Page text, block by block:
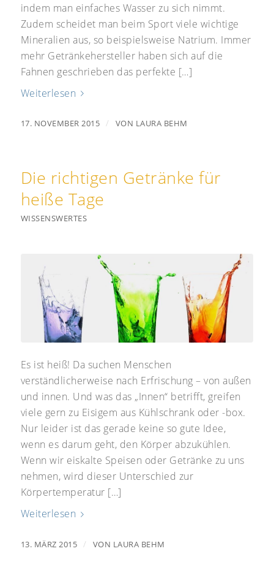
indem man einfaches Wasser zu sich nimmt.
Zudem scheidet man beim Sport viele wichtige
Mineralien aus, so beispielsweise Natrium. Immer
mehr Getränkehersteller haben sich auf die
Fahnen geschrieben das perfekte […]
Weiterlesen
17. NOVEMBER 2015 / VON LAURA BEHM
Die richtigen Getränke für
heiße Tage
WISSENSWERTES
Es ist heiß! Da suchen Menschen
verständlicherweise nach Erfrischung – von außen
und innen. Und was das „Innen“ betrifft, greifen
viele gern zu Eisigem aus Kühlschrank oder -box.
Nur leider ist das gerade keine so gute Idee,
wenn es darum geht, den Körper abzukühlen.
Wenn wir eiskalte Speisen oder Getränke zu uns
nehmen, wird dieser Unterschied zur
Körpertemperatur […]
Weiterlesen
13. MÄRZ 2015 / VON LAURA BEHM